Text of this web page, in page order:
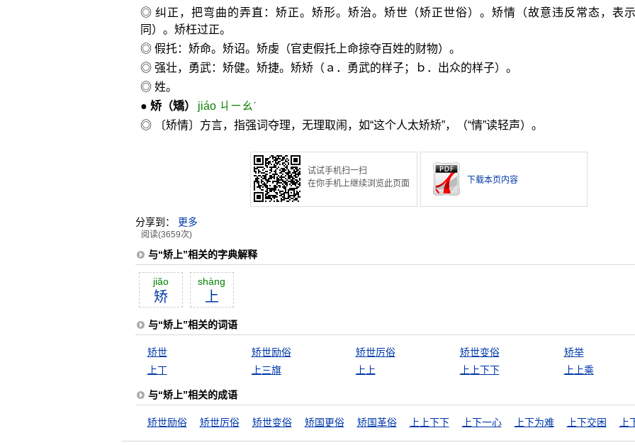
◎ 纠正，把弯曲的弄直：矫正。矫形。矫治。矫世（矫正世俗）。矫情（故意违反常态，表
同）。矫枉过正。
◎ 假托：矫命。矫诏。矫虔（官吏假托上命掠夺百姓的财物）。
◎ 强壮，勇武：矫健。矫捷。矫矫（ａ．勇武的样子；ｂ．出众的样子）。
◎ 姓。
● 矫（矯）
jiáo ㄐㄧㄠˊ
◎ 〔矫情〕方言，指强词夺理，无理取闹，如“这个人太矫矫”，（“情”读轻声）。
试试手机扫一扫
在你手机上继续浏览此页面
下载本页内容
分享到： 更多
阅读(3659次)
与“矫上”相关的字典解释
jiăo
矫
shàng
上
与“矫上”相关的词语
矫世 矫世励俗 矫世厉俗 矫世变俗
矫举
上丁
上三旗 上上 上上下下 上上乘
与“矫上”相关的成语
矫世励俗 矫世厉俗 矫世变俗 矫国更俗 矫国革俗 上上下下 上下一心 上下为难 上下交困 上